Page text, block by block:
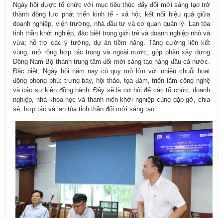
Ngày hội được tổ chức với mục tiêu thúc đẩy đổi mới sáng tạo trở
thành động lực phát triển kinh tế - xã hội; kết nối hiệu quả giữa
doanh nghiệp, viện trường, nhà đầu tư và cơ quan quản lý. Lan tỏa
tinh thần khởi nghiệp, đặc biệt trong giới trẻ và doanh nghiệp nhỏ và
vừa; hỗ trợ các ý tưởng, dự án tiềm năng. Tăng cường liên kết
vùng, mở rộng hợp tác trong và ngoài nước, góp phần xây dựng
Đông Nam Bộ thành trung tâm đổi mới sáng tạo hàng đầu cả nước.
Đặc biệt, Ngày hội năm nay có quy mô lớn với nhiều chuỗi hoạt
động phong phú: trưng bày, hội thảo, tọa đàm, triển lãm công nghệ
và các sự kiện đồng hành. Đây sẽ là cơ hội để các tổ chức, doanh
nghiệp, nhà khoa học và thanh niên khởi nghiệp cùng gặp gỡ, chia
sẻ, hợp tác và lan tỏa tinh thần đổi mới sáng tạo.